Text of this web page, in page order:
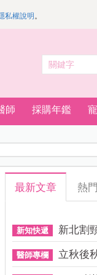
私權說明 。
師 採購年鑑
最新文章 熱
新知快遞 新北割
醫師專欄 立秋後